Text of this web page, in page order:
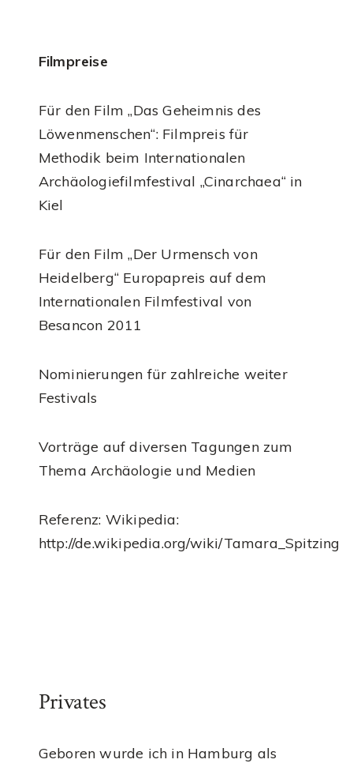
Filmpreise
Für den Film „Das Geheimnis des
Löwenmenschen“: Filmpreis für
Methodik beim Internationalen
Archäologiefilmfestival „Cinarchaea“ in
Kiel
Für den Film „Der Urmensch von
Heidelberg“ Europapreis auf dem
Internationalen Filmfestival von
Besancon 2011
Nominierungen für zahlreiche weiter
Festivals
Vorträge auf diversen Tagungen zum
Thema Archäologie und Medien
Referenz: Wikipedia:
http://de.wikipedia.org/wiki/Tamara_Spitzing
Privates
Geboren wurde ich in Hamburg als